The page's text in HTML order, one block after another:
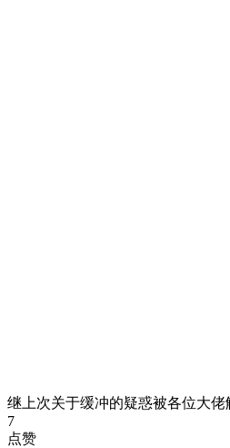
继上次关于缓冲的疑惑被各位大
7
点赞